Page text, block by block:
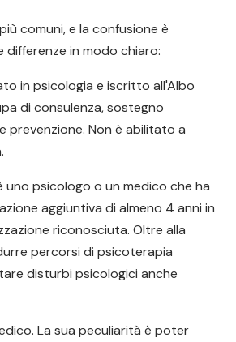
comuni, e la confusione è
differenze in modo chiaro:
in psicologia e iscritto all'Albo
di consulenza, sostegno
prevenzione. Non è abilitato a
uno psicologo o un medico che ha
aggiuntiva di almeno 4 anni in
riconosciuta. Oltre alla
percorsi di psicoterapia
disturbi psicologici anche
La sua peculiarità è poter